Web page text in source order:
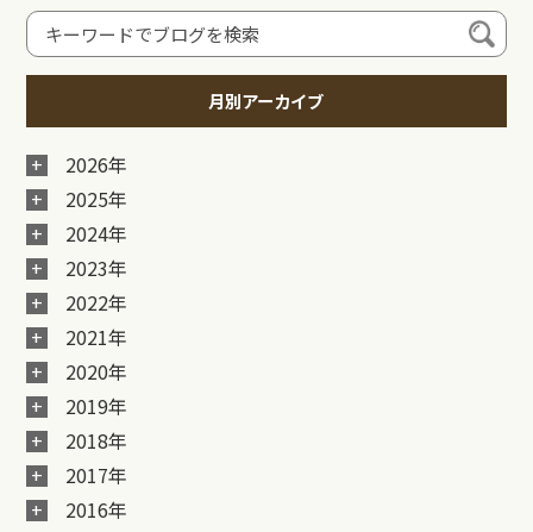
月別アーカイブ
2026年
2025年
2024年
2023年
2022年
2021年
2020年
2019年
2018年
2017年
2016年